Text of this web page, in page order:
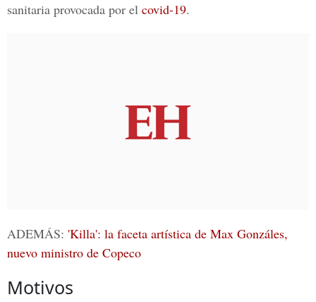
sanitaria provocada por el covid-19.
ADEMÁS: 'Killa': la faceta artística de Max Gonzáles,
nuevo ministro de Copeco
Motivos